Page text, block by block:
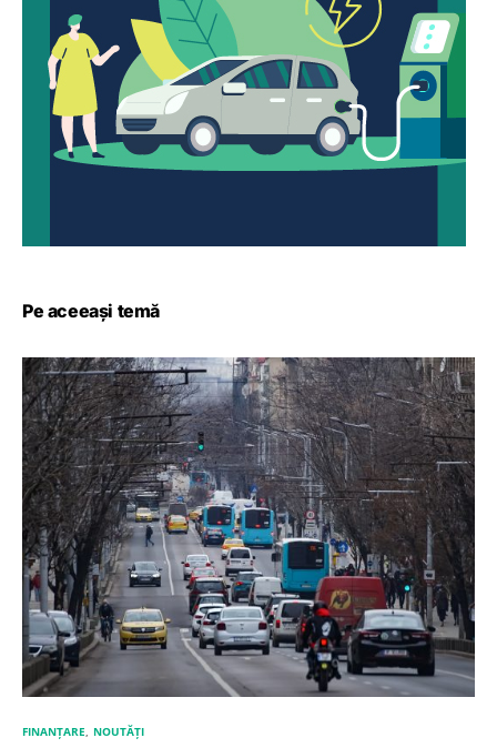
Pe aceeași temă
FINANȚARE NOUTĂȚI